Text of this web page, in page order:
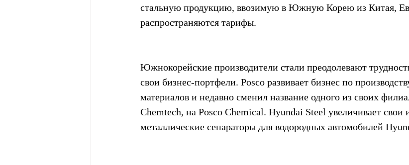
стальную продукцию, ввозимую в Южную Корею из Китая,
распространяются тарифы.
Южнокорейские производители стали преодолевают
свои бизнес-портфели. Posco развивает бизнес по
материалов и недавно сменил название одного из своих
Chemtech, на Posco Chemical. Hyundai Steel увеличивает свои
металлические сепараторы для водородных автомобилей